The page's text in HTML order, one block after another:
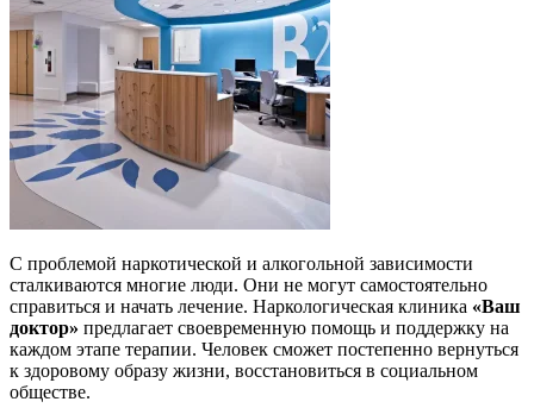
С проблемой наркотической и алкогольной зависимости
сталкиваются многие люди. Они не могут самостоятельно
справиться и начать лечение. Наркологическая клиника «Ваш
доктор» предлагает своевременную помощь и поддержку на
каждом этапе терапии. Человек сможет постепенно вернуться
к здоровому образу жизни, восстановиться в социальном
обществе.